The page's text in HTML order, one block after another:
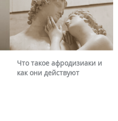
Что такое афродизиаки и
как они действуют